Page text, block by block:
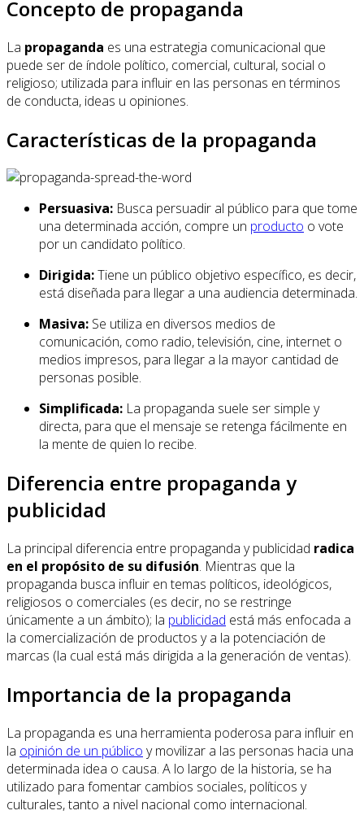
Concepto de propaganda
La propaganda es una estrategia comunicacional que
puede ser de índole político, comercial, cultural, social o
religioso; utilizada para influir en las personas en términos
de conducta, ideas u opiniones.
Características de la propaganda
Persuasiva: Busca persuadir al público para que tome
una determinada acción, compre un producto o vote
por un candidato político.
Dirigida:Tiene un público objetivo específico, es decir,
está diseñada para llegar a una audiencia determinada.
Masiva: Se utiliza en diversos medios de
comunicación, como radio, televisión, cine, internet o
medios impresos, para llegar a la mayor cantidad de
personas posible.
Simplificada: La propaganda suele ser simple y
directa, para que el mensaje se retenga fácilmente en
la mente de quien lo recibe.
Diferencia entre propaganda y
publicidad
La principal diferencia entre propaganda y publicidad radica
en el propósito de su difusión. Mientras que la
propaganda busca influir en temas políticos, ideológicos,
religiosos o comerciales (es decir, no se restringe
únicamente a un ámbito); la publicidad está más enfocada a
la comercialización de productos y a la potenciación de
marcas (la cual está más dirigida a la generación de ventas).
Importancia de la propaganda
La propaganda es una herramienta poderosa para influir en
la opinión de un público y movilizar a las personas hacia una
determinada idea o causa. A lo largo de la historia, se ha
utilizado para fomentar cambios sociales, políticos y
culturales, tanto a nivel nacional como internacional.